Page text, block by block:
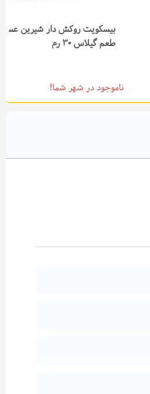
ناموجود در شهر شما!
بیسکویت روکش دار شیرین عسل
طعم گیلاس 30 رم